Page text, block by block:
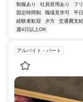
制服あり 社員登用あり フ
固定時間制
職場見学可 平
経験者歓迎
夕方 交通費支給
週4日以上OK
アルバイト・パート